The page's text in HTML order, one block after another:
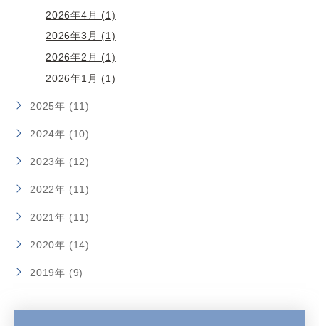
2026年4月 (1)
2026年3月 (1)
2026年2月 (1)
2026年1月 (1)
2025年 (11)
2024年 (10)
2023年 (12)
2022年 (11)
2021年 (11)
2020年 (14)
2019年 (9)